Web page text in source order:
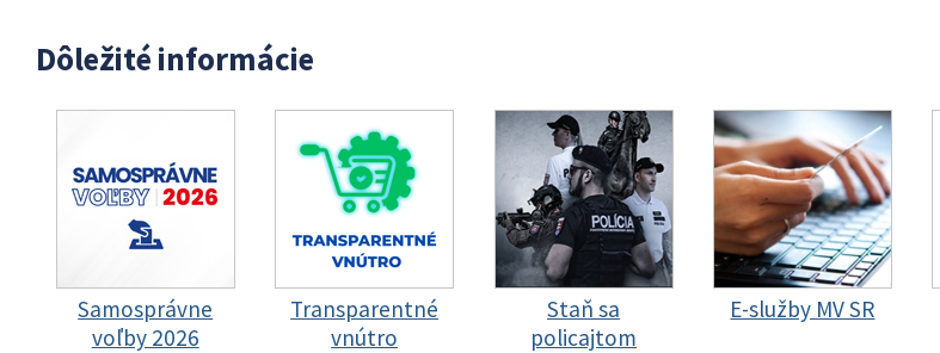
Dôležité informácie
Samosprávne
voľby 2026
Transparentné
vnútro
Staň sa
policajtom
E-služby MV SR